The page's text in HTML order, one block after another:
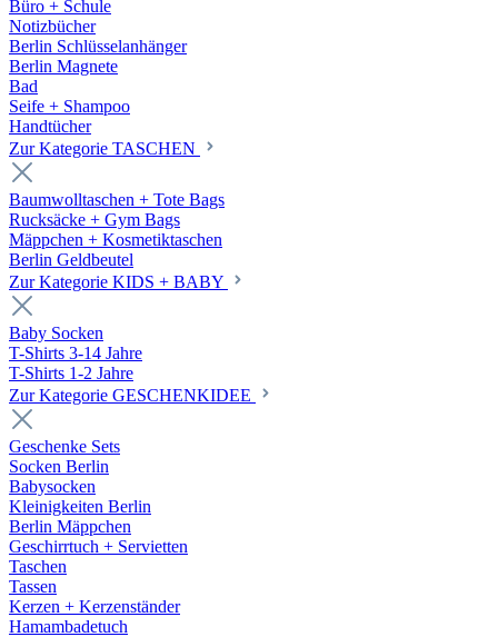
Büro + Schule
Notizbücher
Berlin Schlüsselanhänger
Berlin Magnete
Bad
Seife + Shampoo
Handtücher
Zur Kategorie TASCHEN
Baumwolltaschen + Tote Bags
Rucksäcke + Gym Bags
Mäppchen + Kosmetiktaschen
Berlin Geldbeutel
Zur Kategorie KIDS + BABY
Baby Socken
T-Shirts 3-14 Jahre
T-Shirts 1-2 Jahre
Zur Kategorie GESCHENKIDEE
Geschenke Sets
Socken Berlin
Babysocken
Kleinigkeiten Berlin
Berlin Mäppchen
Geschirrtuch + Servietten
Taschen
Tassen
Kerzen + Kerzenständer
Hamambadetuch